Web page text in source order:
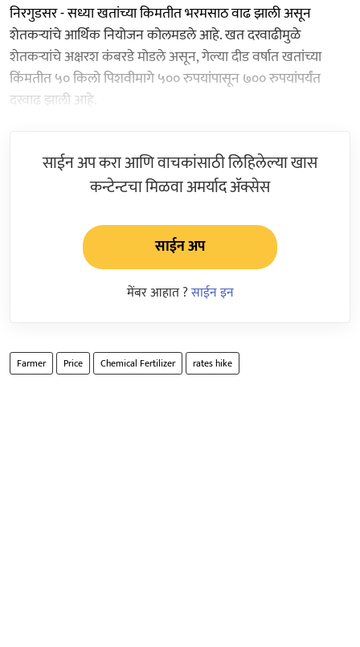
निरगुडसर - सध्या खतांच्या किमतीत भरमसाठ वाढ झाली असून
शेतकऱ्यांचे आर्थिक नियोजन कोलमडले आहे. खत दरवाढीमुळे
शेतकऱ्यांचे अक्षरश कंबरडे मोडले असून, गेल्या दीड वर्षात खतांच्या
किंमतीत ५० किलो पिशवीमागे ५०० रुपयांपासून ७०० रुपयांपर्यंत
दरवाढ झाली आहे.
साईन अप करा आणि वाचकांसाठी लिहिलेल्या खास
कन्टेन्टचा मिळवा अमर्याद ॲक्सेस
साईन अप
मेंबर आहात ?साईन इन
Farmer Price Chemical Fertilizer rates hike